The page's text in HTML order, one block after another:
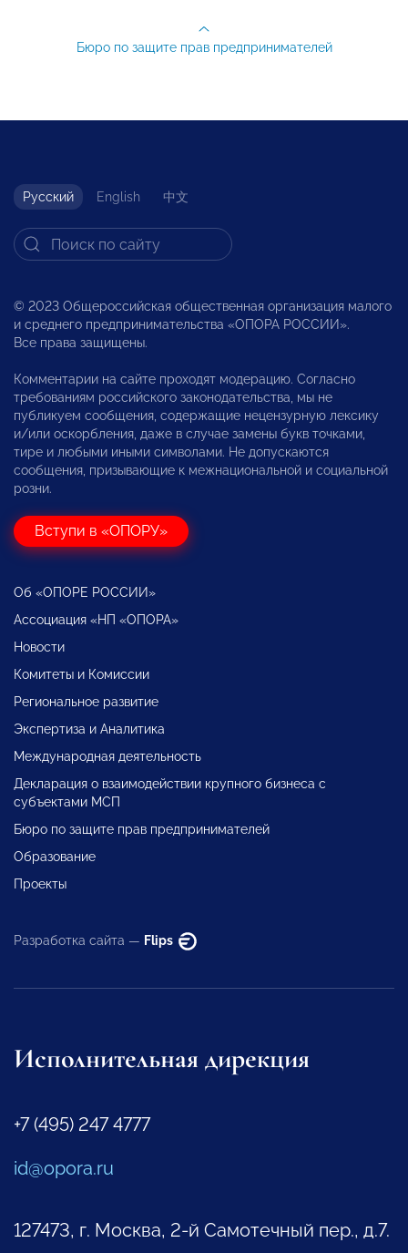
Бюро по защите прав предпринимателей
Русский English 中文
© 2023 Общероссийская общественная организация малого
и среднего предпринимательства «ОПОРА РОССИИ».
Все права защищены.
Комментарии на сайте проходят модерацию. Согласно
требованиям российского законодательства, мы не
публикуем сообщения, содержащие нецензурную лексику
и/или оскорбления, даже в случае замены букв точками,
тире и любыми иными символами. Не допускаются
сообщения, призывающие к межнациональной и социальной
розни.
Вступи в «ОПОРУ»
Об «ОПОРЕ РОССИИ»
Ассоциация «НП «ОПОРА»
Новости
Комитеты и Комиссии
Региональное развитие
Экспертиза и Аналитика
Международная деятельность
Декларация о взаимодействии крупного бизнеса с
субъектами МСП
Бюро по защите прав предпринимателей
Образование
Проекты
Разработка сайта — Flips
Исполнительная дирекция
+7 (495) 247 4777
id@opora.ru
127473, г. Москва, 2-й Самотечный пер., д.7.